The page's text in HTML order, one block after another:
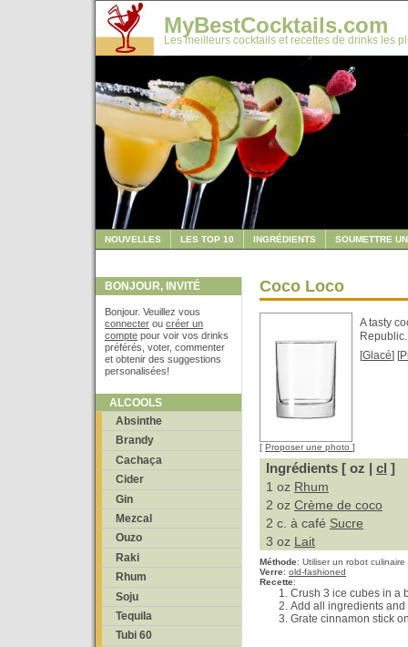
MyBestCocktails.com
Les meilleurs cocktails et recettes de drinks les
NOUVELLES LES TOP 10 INGRÉDIENTS SOUMETTRE
BONJOUR, INVITÉ
Bonjour. Veuillez vous
connecter ou créer un
compte pour voir vos drinks
préférés, voter, commenter
et obtenir des suggestions
personalisées!
ALCOOLS
Absinthe
Brandy
Cachaça
Cider
Gin
Mezcal
Ouzo
Raki
Rhum
Soju
Tequila
Tubi 60
Coco Loco
[ Proposer une photo ]
A tasty
Republic.
[Glacé] [
Ingrédients [ oz | cl ]
1 oz Rhum
2 oz Crème de coco
2 c. à café Sucre
3 oz Lait
Méthode: Utiliser un robot culinaire
Verre: old-fashioned
Recette:
Crush 3 ice cubes in a
Add all ingredients
Grate cinnamon stick